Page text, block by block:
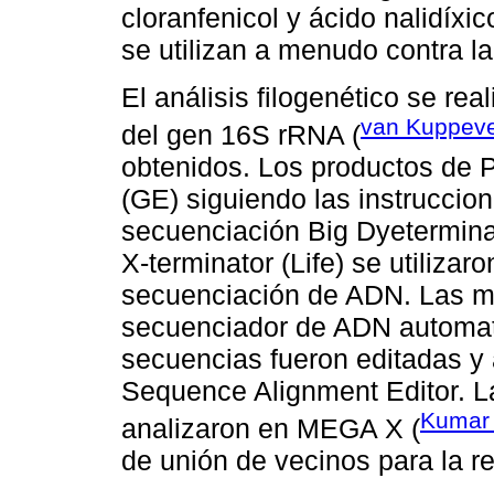
cloranfenicol y ácido
se utilizan a menudo contra
El análisis filogenético se
del gen 16S rRNA (van
obtenidos. Los productos de
(GE) siguiendo las
secuenciación Big
X-terminator (Life) se
secuenciación de ADN. Las
secuenciador de ADN
secuencias fueron editadas
Sequence Alignment Editor.
analizaron en MEGA X (
de unión de vecinos para la